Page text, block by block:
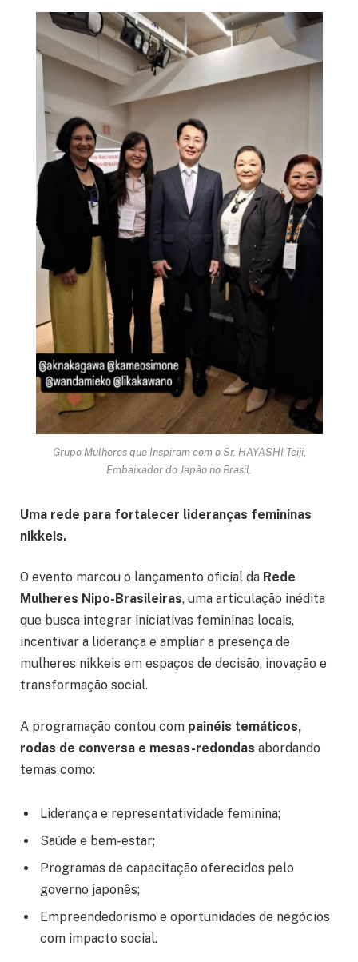
Grupo Mulheres que Inspiram com o Sr. HAYASHI Teiji,
Embaixador do Japão no Brasil.
Uma rede para fortalecer lideranças femininas
nikkeis.
O evento marcou o lançamento oficial da Rede
Mulheres Nipo-Brasileiras, uma articulação inédita
que busca integrar iniciativas femininas locais,
incentivar a liderança e ampliar a presença de
mulheres nikkeis em espaços de decisão, inovação e
transformação social.
A programação contou com painéis temáticos,
rodas de conversa e mesas-redondas abordando
temas como:
Liderança e representatividade feminina;
Saúde e bem-estar;
Programas de capacitação oferecidos pelo
governo japonês;
Empreendedorismo e oportunidades de negócios
com impacto social.